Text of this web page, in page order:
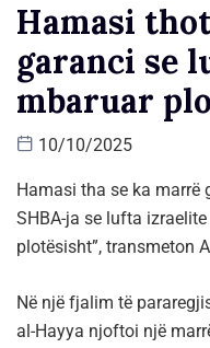
Hamasi
garanci se
mbaruar
10/10/2025
Hamasi tha se ka marrë
SHBA-ja se lufta
plotësisht”, transmeton
Në një fjalim të
al-Hayya njoftoi një